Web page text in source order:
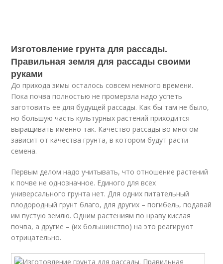
Изготовление грунта для рассады.
Правильная земля для рассады своими
руками
До прихода зимы осталось совсем немного времени.
Пока почва полностью не промерзла надо успеть
заготовить ее для будущей рассады. Как бы там не было,
но большую часть культурных растений приходится
выращивать именно так. Качество рассады во многом
зависит от качества грунта, в котором будут расти
семена.
Первым делом надо учитывать, что отношение растений
к почве не однозначное. Единого для всех
универсального грунта нет. Для одних питательный
плодородный грунт благо, для других – погибель, подавай
им пустую землю. Одним растениям по нраву кислая
почва, а другие – (их большинство) на это реагируют
отрицательно.